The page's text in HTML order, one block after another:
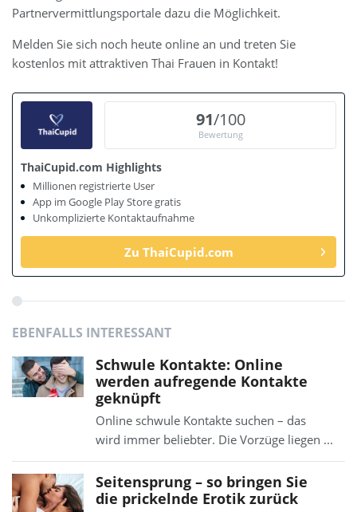
Partnervermittlungsportale dazu die Möglichkeit.
Melden Sie sich noch heute online an und treten Sie
kostenlos mit attraktiven Thai Frauen in Kontakt!
91/100
Bewertung
ThaiCupid.com Highlights
Millionen registrierte User
App im Google Play Store gratis
Unkomplizierte Kontaktaufnahme
Zu ThaiCupid.com
EBENFALLS INTERESSANT
Schwule Kontakte: Online
werden aufregende Kontakte
geknüpft
Online schwule Kontakte suchen – das
wird immer beliebter. Die Vorzüge liegen ...
Seitensprung – so bringen Sie
die prickelnde Erotik zurück